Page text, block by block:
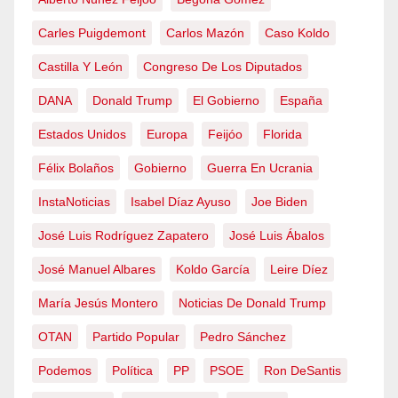
Carles Puigdemont Carlos Mazón Caso Koldo
Castilla Y León Congreso De Los Diputados
DANA Donald Trump El Gobierno España
Estados Unidos Europa Feijóo Florida
Félix Bolaños Gobierno Guerra En Ucrania
InstaNoticias Isabel Díaz Ayuso Joe Biden
José Luis Rodríguez Zapatero José Luis Ábalos
José Manuel Albares Koldo García Leire Díez
María Jesús Montero Noticias De Donald Trump
OTAN Partido Popular Pedro Sánchez
Podemos Política PP PSOE Ron DeSantis